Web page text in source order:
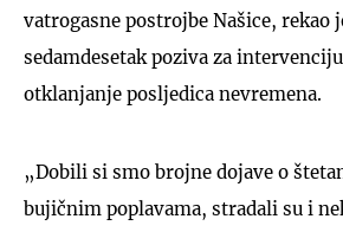
vatrogasne postrojbe Našice, rekao
sedamdesetak poziva za
otklanjanje posljedica nevremena.
„Dobili si smo brojne dojave o
bujičnim poplavama, stradali su i